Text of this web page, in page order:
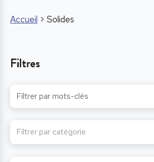
Accueil > Solides
Filtres
Filtrer par catégorie